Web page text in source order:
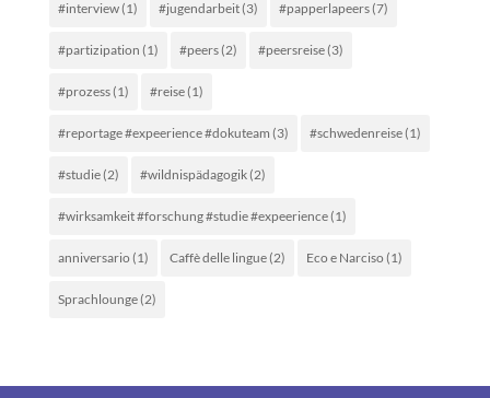
#interview(1) #jugendarbeit(3) #papperlapeers(7)
#partizipation (1) #peers(2) #peersreise(3)
#prozess(1) #reise(1)
#reportage #expeerience #dokuteam (3) #schwedenreise(1)
#studie(2) #wildnispädagogik(2)
#wirksamkeit #forschung #studie #expeerience(1)
anniversario (1) Caffè delle lingue(2) Eco e Narciso (1)
Sprachlounge(2)